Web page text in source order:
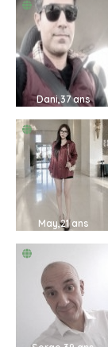
Dani,37 ans
May,21 ans